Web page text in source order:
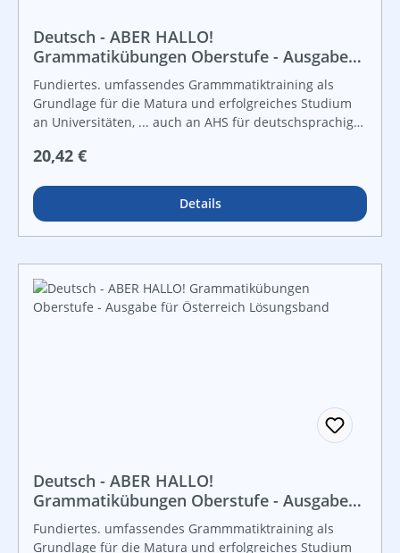
Deutsch - ABER HALLO!
Grammatikübungen Oberstufe - Ausgabe
für Österreich
Fundiertes. umfassendes Grammmatiktraining als
Grundlage für die Matura und erfolgreiches Studium
an Universitäten, ... auch an AHS für deutschsprachige
Regulärer Preis:
20,42 €
Details
Deutsch - ABER HALLO!
Grammatikübungen Oberstufe - Ausgabe
für Österreich Lösungsband
Fundiertes. umfassendes Grammmatiktraining als
Grundlage für die Matura und erfolgreiches Studium